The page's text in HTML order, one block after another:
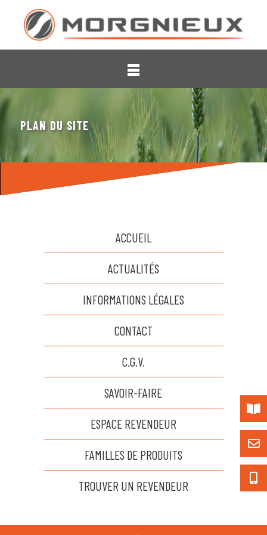
PLAN DU SITE
ACCUEIL
ACTUALITÉS
INFORMATIONS LÉGALES
CONTACT
C.G.V.
SAVOIR-FAIRE
ESPACE REVENDEUR
FAMILLES DE PRODUITS
TROUVER UN REVENDEUR